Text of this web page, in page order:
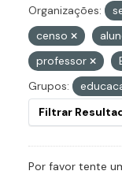
Organizações:
censo
professor
Grupos:
Filtrar
Por favor tente